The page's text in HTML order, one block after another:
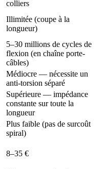
colliers
Illimitée (coupe à la
longueur)
5–30 millions de cycles de
flexion (en chaîne porte-
câbles)
Médiocre — nécessite un
anti-torsion séparé
Supérieure — impédance
constante sur toute la
longueur
Plus faible (pas de surcoût
spiral)
8–35 €